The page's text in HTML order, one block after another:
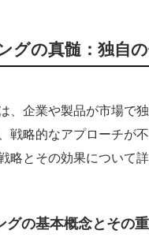
グの真髄：独自
、企業や製品が市場で
戦略的なアプローチが
略とその効果について詳
グの基本概念とその